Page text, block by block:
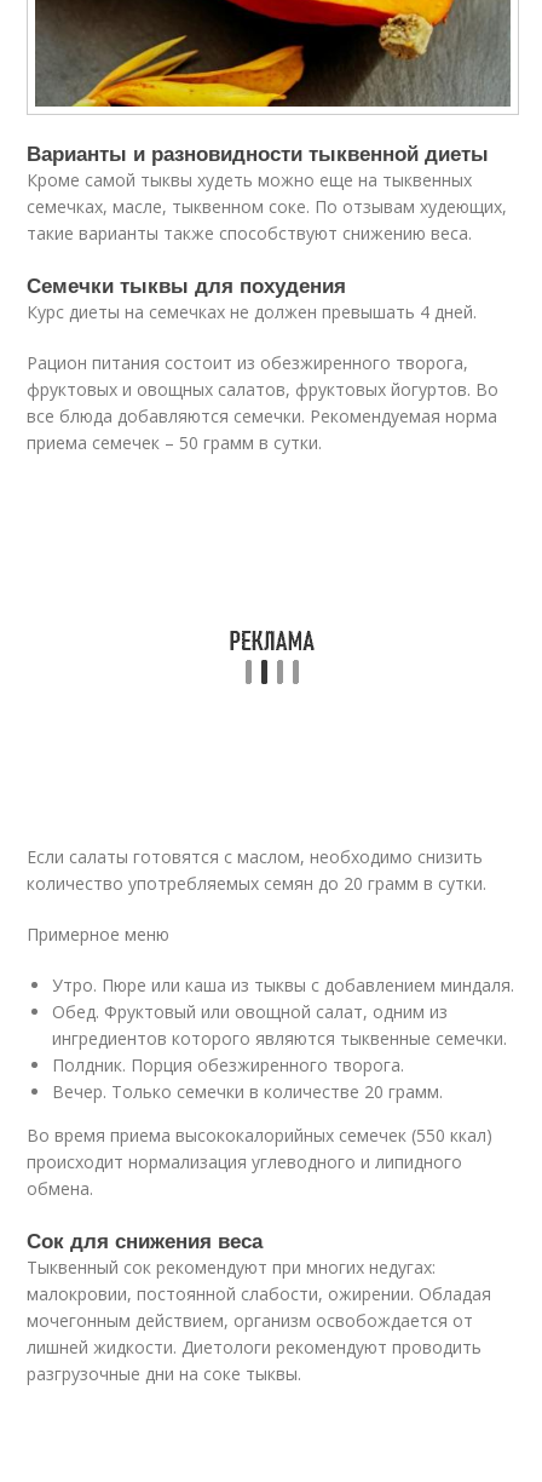
Варианты и разновидности тыквенной диеты
Кроме самой тыквы худеть можно еще на тыквенных
семечках, масле, тыквенном соке. По отзывам худеющих,
такие варианты также способствуют снижению веса.
Семечки тыквы для похудения
Курс диеты на семечках не должен превышать 4 дней.
Рацион питания состоит из обезжиренного творога,
фруктовых и овощных салатов, фруктовых йогуртов. Во
все блюда добавляются семечки. Рекомендуемая норма
приема семечек – 50 грамм в сутки.
Если салаты готовятся с маслом, необходимо снизить
количество употребляемых семян до 20 грамм в сутки.
Примерное меню
Утро. Пюре или каша из тыквы с добавлением миндаля.
Обед. Фруктовый или овощной салат, одним из
ингредиентов которого являются тыквенные семечки.
Полдник. Порция обезжиренного творога.
Вечер. Только семечки в количестве 20 грамм.
Во время приема высококалорийных семечек (550 ккал)
происходит нормализация углеводного и липидного
обмена.
Сок для снижения веса
Тыквенный сок рекомендуют при многих недугах:
малокровии, постоянной слабости, ожирении. Обладая
мочегонным действием, организм освобождается от
лишней жидкости. Диетологи рекомендуют проводить
разгрузочные дни на соке тыквы.